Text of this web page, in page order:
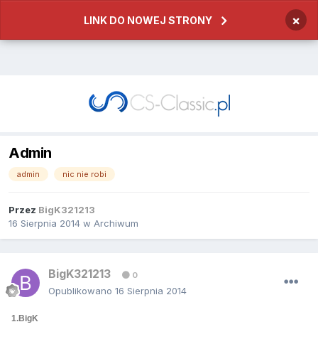
LINK DO NOWEJ STRONY ×
Admin
admin nic nie robi
Przez BigK321213
16 Sierpnia 2014 w Archiwum
BigK321213 0
Opublikowano 16 Sierpnia 2014
1.BigK